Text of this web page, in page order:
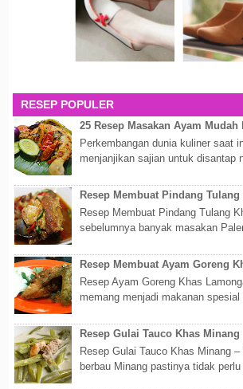
RESEP POPULER
25 Resep Masakan Ayam Mudah
Perkembangan dunia kuliner saat
menjanjikan sajian untuk disantap
Resep Membuat Pindang
Resep Membuat Pindang Tulang
sebelumnya banyak masakan
Resep Membuat Ayam Goreng
Resep Ayam Goreng Khas
memang menjadi makanan spesial
Resep Gulai Tauco Khas Minang
Resep Gulai Tauco Khas Minang
berbau Minang pastinya tidak